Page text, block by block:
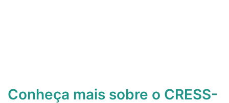
Conheça mais sobre o CRESS-